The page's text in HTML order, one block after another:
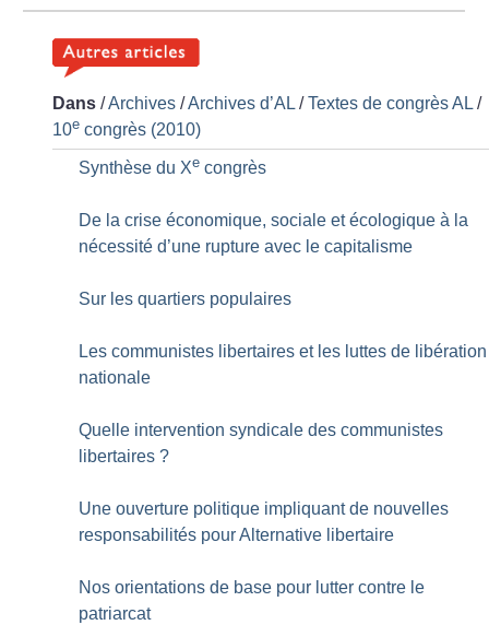
Dans /Archives /Archives d’AL/Textes de congrès AL/
10e congrès (2010)
Synthèse du Xe congrès
De la crise économique, sociale et écologique à la
nécessité d’une rupture avec le capitalisme
Sur les quartiers populaires
Les communistes libertaires et les luttes de libération
nationale
Quelle intervention syndicale des communistes
libertaires ?
Une ouverture politique impliquant de nouvelles
responsabilités pour Alternative libertaire
Nos orientations de base pour lutter contre le
patriarcat